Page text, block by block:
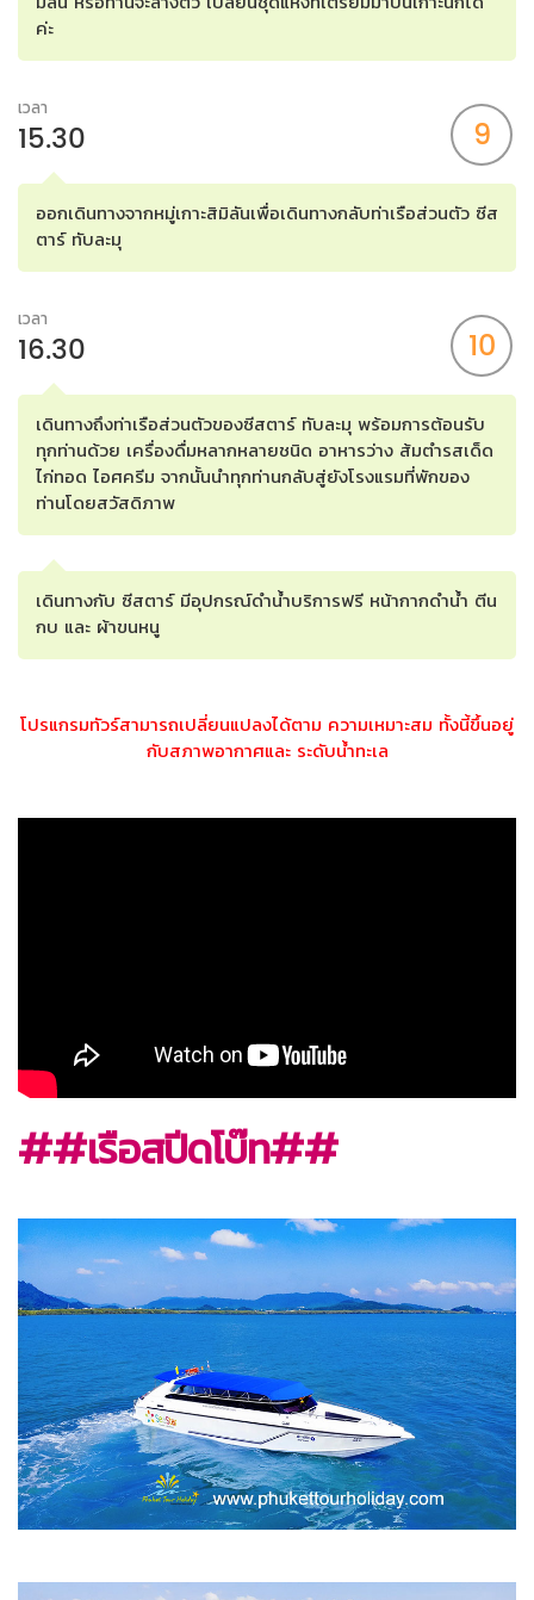
ค่ะ
เวลา
15.30 9
ออกเดินทางจากหมู่เกาะสิมิลันเพื่อเดินทางกลับท่าเรือส่วนตัว ซีส
ตาร์ ทับละมุ
เวลา
16.30 10
เดินทางถึงท่าเรือส่วนตัวของซีสตาร์ ทับละมุ พร้อมการต้อนรับ
ทุกท่านด้วย เครื่องดื่มหลากหลายชนิด อาหารว่าง ส้มตำรสเด็ด
ไก่ทอด ไอศครีม จากนั้นนำทุกท่านกลับสู่ยังโรงแรมที่พักของ
ท่านโดยสวัสดิภาพ
เดินทางกับ ซีสตาร์ มีอุปกรณ์ดำน้ำบริการฟรี หน้ากากดำน้ำ ตีน
กบ และ ผ้าขนหนู
โปรแกรมทัวร์สามารถเปลี่ยนแปลงได้ตาม ความเหมาะสม ทั้งนี้ขึ้นอยู่
กับสภาพอากาศและ ระดับน้ำทะเล
##เรือสปีดโบ๊ท##